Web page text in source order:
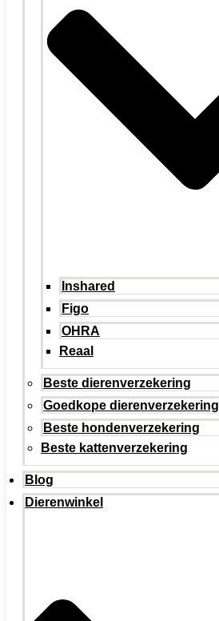
Inshared
Figo
OHRA
Reaal
Beste dierenverzekering
Goedkope dierenverzekering
Beste hondenverzekering
Beste kattenverzekering
Blog
Dierenwinkel